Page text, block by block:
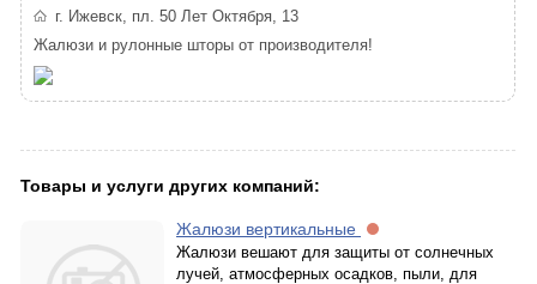
г. Ижевск, пл. 50 Лет Октября, 13
Жалюзи и рулонные шторы от производителя!
Товары и услуги других компаний:
Жалюзи вертикальные
Жалюзи вешают для защиты от солнечных
лучей, атмосферных осадков, пыли, для